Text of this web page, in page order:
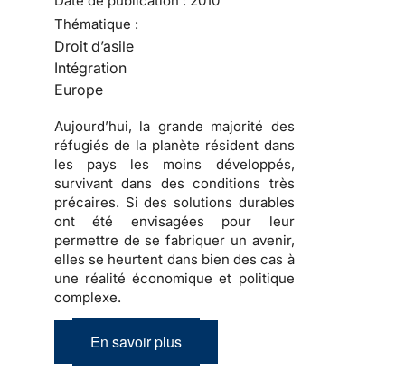
Thématique :
Droit d’asile
Intégration
Europe
Aujourd’hui, la grande majorité des
réfugiés de la planète résident dans
les pays les moins développés,
survivant dans des conditions très
précaires. Si des solutions durables
ont été envisagées pour leur
permettre de se fabriquer un avenir,
elles se heurtent dans bien des cas à
une réalité économique et politique
complexe.
En savoir plus